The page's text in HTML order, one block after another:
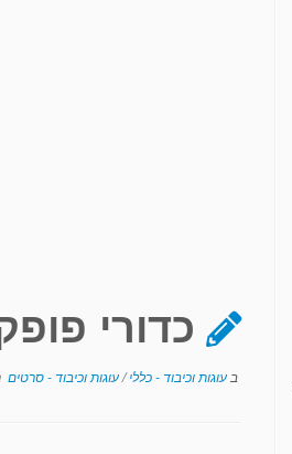
כדורי
ב עוגות וכיבוד - כללי/עוגות וכיבוד - סרטים